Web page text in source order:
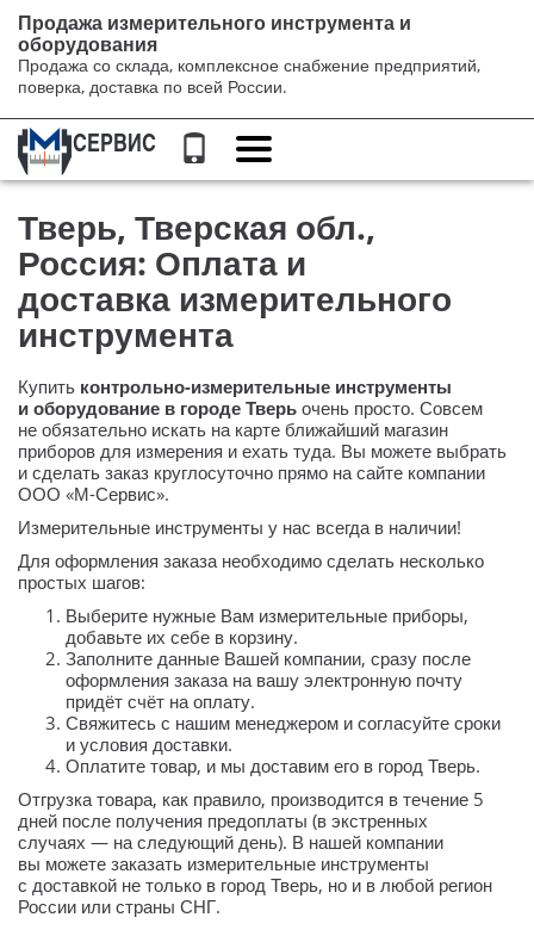
Продажа измерительного инструмента и
оборудования
Продажа со склада, комплексное снабжение предприятий,
поверка, доставка по всей России.
Переключение
навигации
Тверь, Тверская обл.,
Россия: Оплата и
доставка измерительного
инструмента
Купить контрольно-измерительные инструменты
и оборудование в городе Тверь очень просто. Совсем
не обязательно искать на карте ближайший магазин
приборов для измерения и ехать туда. Вы можете выбрать
и сделать заказ круглосуточно прямо на сайте компании
ООО «М-Сервис».
Измерительные инструменты у нас всегда в наличии!
Для оформления заказа необходимо сделать несколько
простых шагов:
Выберите нужные Вам измерительные приборы,
добавьте их себе в корзину.
Заполните данные Вашей компании, сразу после
оформления заказа на вашу электронную почту
придёт счёт на оплату.
Свяжитесь с нашим менеджером и согласуйте сроки
и условия доставки.
Оплатите товар, и мы доставим его в город Тверь.
Отгрузка товара, как правило, производится в течение 5
дней после получения предоплаты (в экстренных
случаях — на следующий день). В нашей компании
вы можете заказать измерительные инструменты
с доставкой не только в город Тверь, но и в любой регион
России или страны СНГ.